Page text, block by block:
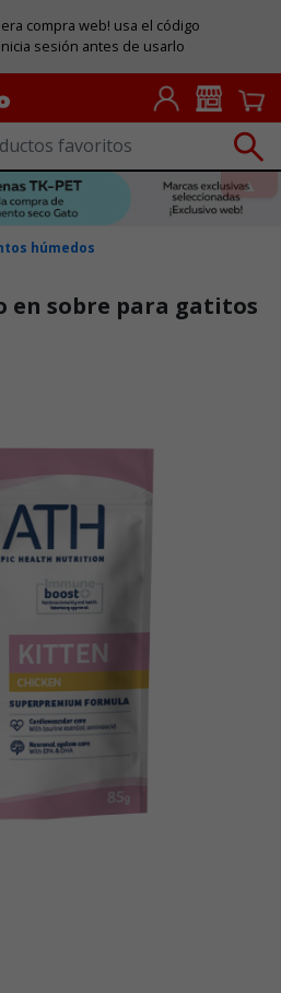
compra web! usa el código
Inicia sesión antes de usarlo
húmedos
sobre para gatitos